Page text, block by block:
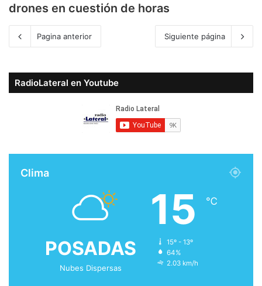
drones en cuestión de horas
Pagina anterior Siguiente página
RadioLateral en Youtube
Clima
POSADAS
Nubes Dispersas
15 ℃
15º - 13º
64%
2.03 km/h